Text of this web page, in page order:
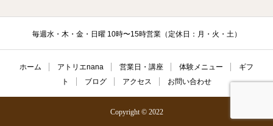
毎週水・木・金・日曜 10時〜15時営業（定休日：月・火・土）
ホーム アトリエnana 営業日・講座 体験メニュー
ギフ
ト
ブログ アクセス お問い合わせ
Copyright © 2022